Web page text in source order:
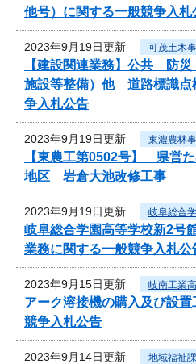
他号）に関する一般競争入札
2023年9月19日更新 可茂土木
【建設関連業務】公共 防
施設等整備）他 道路標識
争入札公告
2023年9月19日更新 東濃農林
【東農工第0502号】 県営
地区 岩倉大池改修工事
2023年9月19日更新 岐阜総合
岐阜総合学園高等学校新2号
業務に関する一般競争入札公
2023年9月15日更新 岐南工業
アーク溶接機の購入及び設
競争入札公告
2023年9月14日更新 地域福祉課